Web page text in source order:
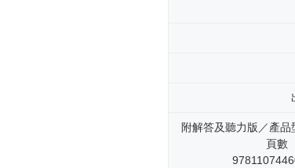
附解答及聽力版／產品
頁數